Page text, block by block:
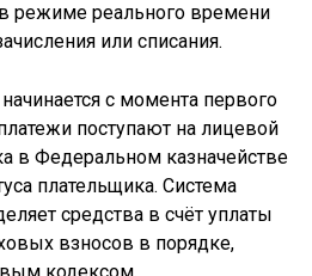
режиме реального времени
или списания.
с момента первого
поступают на лицевой
в Федеральном казначействе
плательщика. Система
средства в счёт уплаты
взносов в порядке,